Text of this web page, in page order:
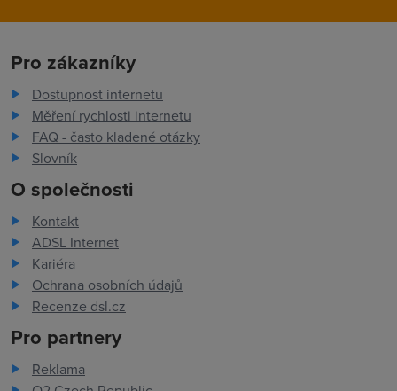
Pro zákazníky
Dostupnost internetu
Měření rychlosti internetu
FAQ - často kladené otázky
Slovník
O společnosti
Kontakt
ADSL Internet
Kariéra
Ochrana osobních údajů
Recenze dsl.cz
Pro partnery
Reklama